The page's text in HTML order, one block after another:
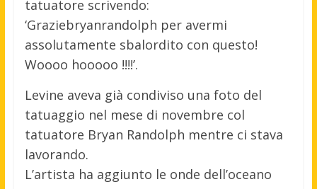
tatuatore scrivendo:
‘Graziebryanrandolph per avermi
assolutamente sbalordito con questo!
Woooo hooooo !!!!’.
Levine aveva già condiviso una foto del
tatuaggio nel mese di novembre col
tatuatore Bryan Randolph mentre ci stava
lavorando.
L’artista ha aggiunto le onde dell’oceano